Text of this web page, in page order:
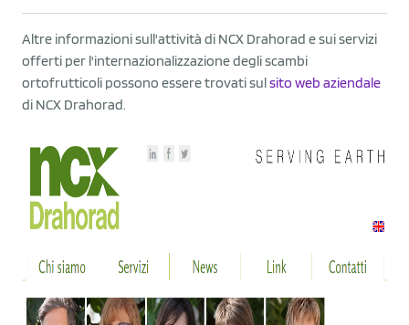
Altre informazioni sull'attività di NCX Drahorad e sui servizi
offerti per l'internazionalizzazione degli scambi
ortofrutticoli possono essere trovati sulsito web aziendale
di NCX Drahorad.